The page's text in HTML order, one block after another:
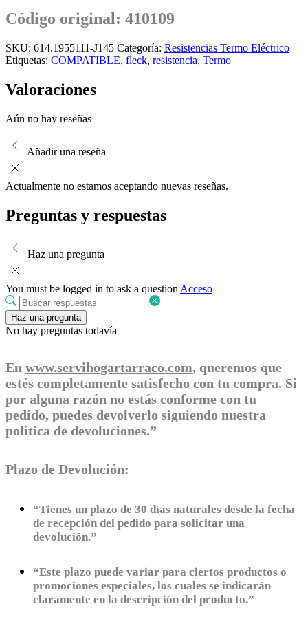
Código original: 410109
SKU: 614.1955111-J145 Categoría: Resistencias Termo Eléctrico
Etiquetas: COMPATIBLE, fleck, resistencia, Termo
Valoraciones
Aún no hay reseñas
Añadir una reseña
Actualmente no estamos aceptando nuevas reseñas.
Preguntas y respuestas
Haz una pregunta
You must be logged in to ask a question Acceso
Haz una pregunta
No hay preguntas todavía
En www.servihogartarraco.com, queremos que
estés completamente satisfecho con tu compra. Si
por alguna razón no estás conforme con tu
pedido, puedes devolverlo siguiendo nuestra
política de devoluciones.”
Plazo de Devolución:
“Tienes un plazo de 30 días naturales desde la fecha
de recepción del pedido para solicitar una
devolución.”
“Este plazo puede variar para ciertos productos o
promociones especiales, los cuales se indicarán
claramente en la descripción del producto.”